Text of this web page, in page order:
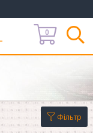
0
Фільтр